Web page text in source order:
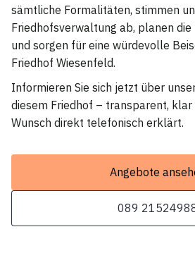
sämtliche Formalitäten, stimmen
Friedhofsverwaltung ab, planen
und sorgen für eine würdevolle
Friedhof Wiesenfeld.
Informieren Sie sich jetzt über
diesem Friedhof – transparent,
Wunsch direkt telefonisch erklärt.
Angebote
089